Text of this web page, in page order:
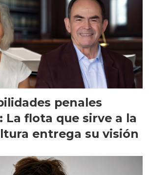
penales
La flota que sirve a la
entrega su visión